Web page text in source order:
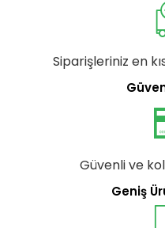
Siparişleriniz en
Güvenli ve
Geniş